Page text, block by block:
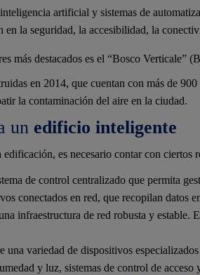
artificial y sistemas de
en la seguridad, la accesibilidad, la
más destacados es el “Bosco Verticale”
en 2014, que cuentan con más de
la contaminación del aire en la ciudad.
un edificio inteligente
es necesario contar con ciertos
de control centralizado que permita
conectados en red, que recopilan datos
infraestructura de red robusta y estable.
una variedad de dispositivos
y luz, sistemas de control de acceso